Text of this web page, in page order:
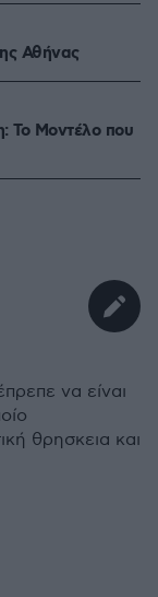
Αθήνας
Το Mοντέλο που
να είναι
θρησκεια και